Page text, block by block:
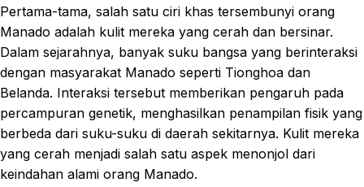
Pertama-tama, salah satu ciri khas tersembunyi orang
Manado adalah kulit mereka yang cerah dan bersinar.
Dalam sejarahnya, banyak suku bangsa yang berinteraksi
dengan masyarakat Manado seperti Tionghoa dan
Belanda. Interaksi tersebut memberikan pengaruh pada
percampuran genetik, menghasilkan penampilan fisik yang
berbeda dari suku-suku di daerah sekitarnya. Kulit mereka
yang cerah menjadi salah satu aspek menonjol dari
keindahan alami orang Manado.